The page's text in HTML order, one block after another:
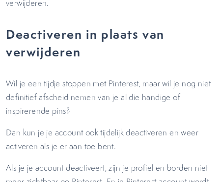
verwijderen.
Deactiveren in plaats van
verwijderen
Wil je een tijdje stoppen met Pinterest, maar wil je nog niet
definitief afscheid nemen van je al die handige of
inspirerende pins?
Dan kun je je account ook tijdelijk deactiveren en weer
activeren als je er aan toe bent.
Als je je account deactiveert, zijn je profiel en borden niet